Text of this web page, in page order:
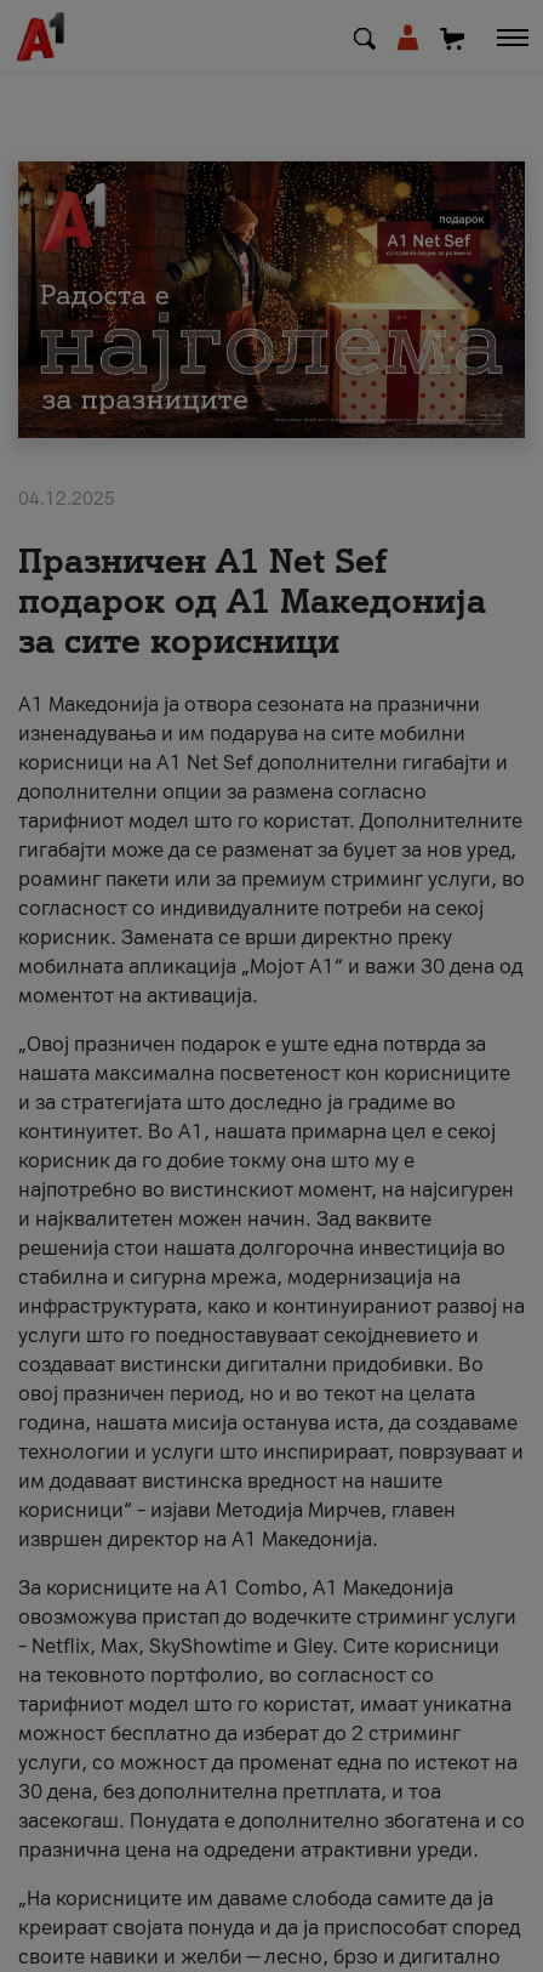
МК EN SQ
Приватни Деловни
Поддршка
Надополни кредит
За нас
#ПодобарОнлајн
04.12.2025
Празничен A1 Net Sеf
подарок од А1 Македонија
за сите корисници
А1 Македонија ја отвора сезоната на празнични
изненадувања и им подарува на сите мобилни
корисници на A1 Net Sef дополнителни гигабајти и
дополнителни опции за размена согласно
тарифниот модел што го користат. Дополнителните
гигабајти може да се разменат за буџет за нов уред,
роаминг пакети или за премиум стриминг услуги, во
согласност со индивидуалните потреби на секој
корисник. Замената се врши директно преку
мобилната апликација „Мојот А1“ и важи 30 дена од
моментот на активација.
„Овој празничен подарок е уште една потврда за
нашата максимална посветеност кон корисниците
и за стратегијата што доследно ја градиме во
континуитет. Во А1, нашата примарна цел е секој
корисник да го добие токму она што му е
најпотребно во вистинскиот момент, на најсигурен
и најквалитетен можен начин. Зад ваквите
решенија стои нашата долгорочна инвестиција во
стабилна и сигурна мрежа, модернизација на
инфраструктурата, како и континуираниот развој на
услуги што го поедноставуваат секојдневието и
создаваат вистински дигитални придобивки. Во
овој празничен период, но и во текот на целата
година, нашата мисија останува иста, да создаваме
технологии и услуги што инспирираат, поврзуваат и
им додаваат вистинска вредност на нашите
корисници“ – изјави Методија Мирчев, главен
извршен директор на А1 Македонија.
За корисниците на A1 Combo, А1 Македонија
овозможува пристап до водечките стриминг услуги
– Netflix, Max, SkyShowtime и Gley. Сите корисници
на тековното портфолио, во согласност со
тарифниот модел што го користат, имаат уникатна
можност бесплатно да изберат до 2 стриминг
услуги, со можност да променат една по истекот на
30 дена, без дополнителна претплата, и тоа
засекогаш. Понудата е дополнително збогатена и со
празнична цена на одредени атрактивни уреди.
„На корисниците им даваме слобода самите да ја
креираат својата понуда и да ја приспособат според
своите навики и желби — лесно, брзо и дигитално